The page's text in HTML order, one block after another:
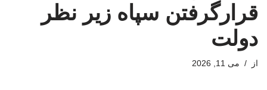
قرارگرفتن سپاه زیر نظر
دولت
از می 11, 2026